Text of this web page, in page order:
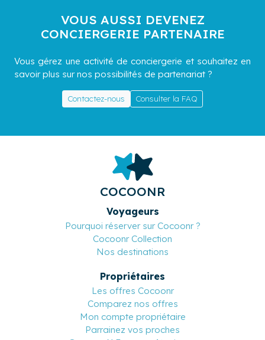
VOUS AUSSI DEVENEZ
CONCIERGERIE PARTENAIRE
Vous gérez une activité de conciergerie et souhaitez en
savoir plus sur nos possibilités de partenariat ?
Contactez-nous Consulter la FAQ
COCOONR
Voyageurs
Pourquoi réserver sur Cocoonr ?
Cocoonr Collection
Nos destinations
Propriétaires
Les offres Cocoonr
Comparez nos offres
Mon compte propriétaire
Parrainez vos proches